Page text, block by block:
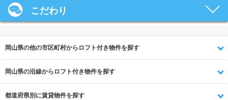
こだわり
岡山県の他の市区町村からロフト付き物件を探す
岡山県の沿線からロフト付き物件を探す
都道府県別に賃貸物件を探す